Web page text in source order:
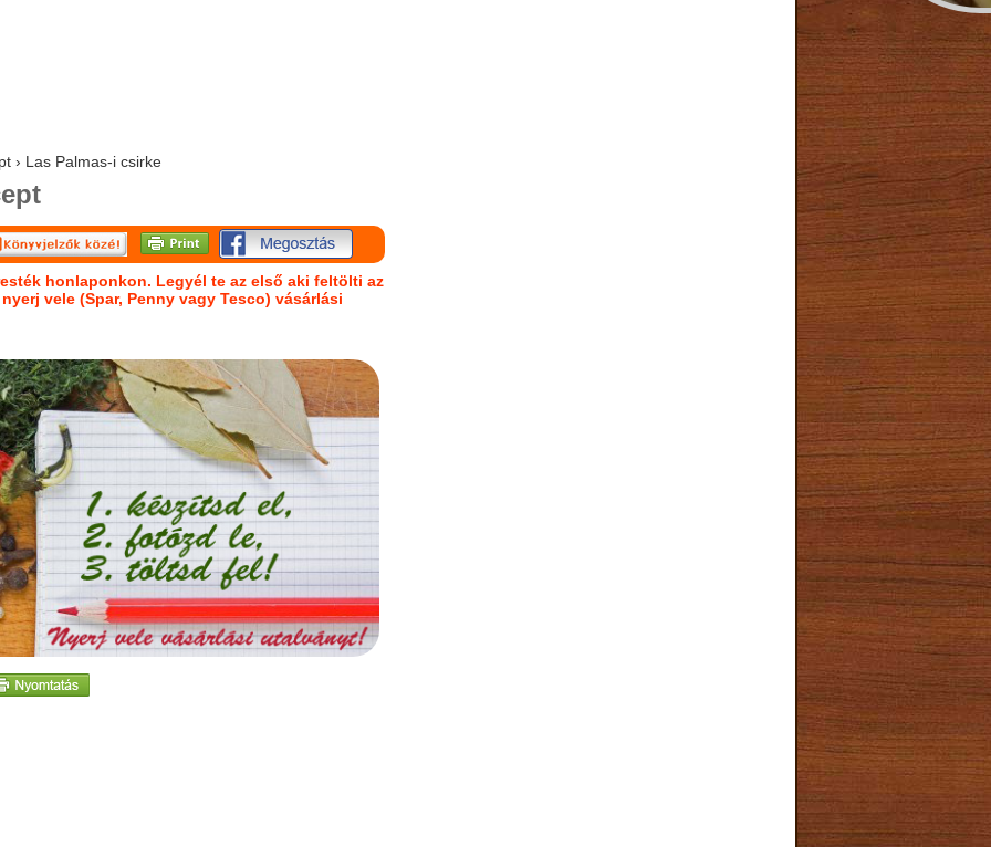
› Las Palmas-i csirke
honlaponkon. Legyél te az első aki feltölti az
vele (Spar, Penny vagy Tesco) vásárlási